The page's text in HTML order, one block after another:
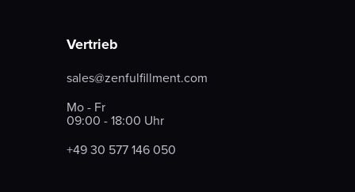
Vertrieb
sales@zenfulfillment.com
Mo - Fr
09:00 - 18:00 Uhr
+49 30 577 146 050